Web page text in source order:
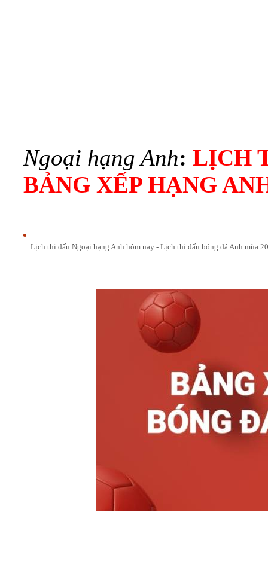
Ngoại hạng Anh:LỊCH
BẢNG XẾP HẠNG
Lịch thi đấu Ngoại hạng Anh hôm nay - Lịch thi đấu bóng đá Anh mùa